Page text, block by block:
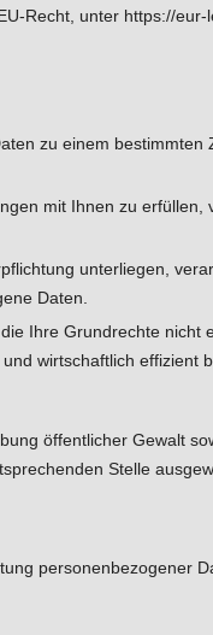
Recht, unter https://eur-
zu einem
mit Ihnen zu
unterliegen,
Daten.
Ihre Grundrechte
wirtschaftlich
öffentlicher Gewalt
Stelle
personenbezogener